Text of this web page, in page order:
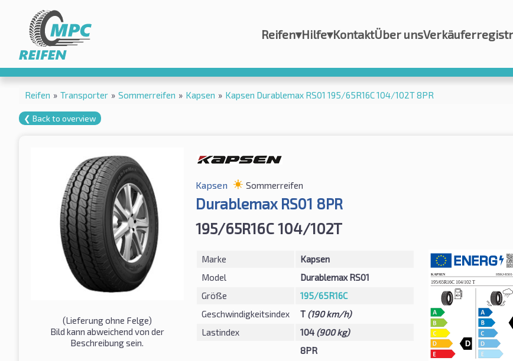
Reifen▾Hilfe▾KontaktÜber uns
Reifen » Transporter » Sommerreifen » Kapsen » Kapsen Durablemax RS01 195/65R16C 104/102T 8PR
❮ Back to overview
(Lieferung ohne Felge)
Bild kann abweichend von der
Beschreibung sein.
Kapsen Sommerreifen
Durablemax RS01 8PR
195/65R16C 104/102T
Marke
Kapsen
Model
Durablemax RS01
Größe
195/65R16C
Geschwindigkeitsindex
T (190 km/h)
Lastindex
104 (900 kg)
8PR